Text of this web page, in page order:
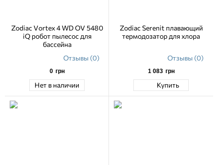
Zodiac Vortex 4 WD OV 5480
iQ робот пылесос для
бассейна
Отзывы (0)
0 грн
Нет в наличии
Zodiac Serenit плавающий
термодозатор для хлора
Отзывы (0)
1 083 грн
Купить